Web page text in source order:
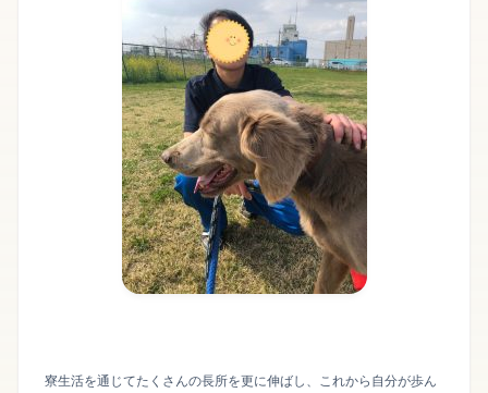
寮生活を通じてたくさんの長所を更に伸ばし、これから自分が歩ん